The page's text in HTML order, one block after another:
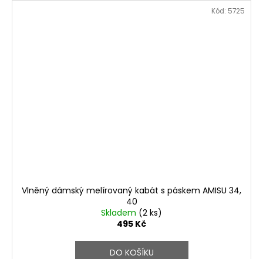
Vlněný dámský melírovaný kabát s páskem AMISU 34,
40
Skladem (2 ks)
495 Kč
DO KOŠÍKU
Kód: 5725